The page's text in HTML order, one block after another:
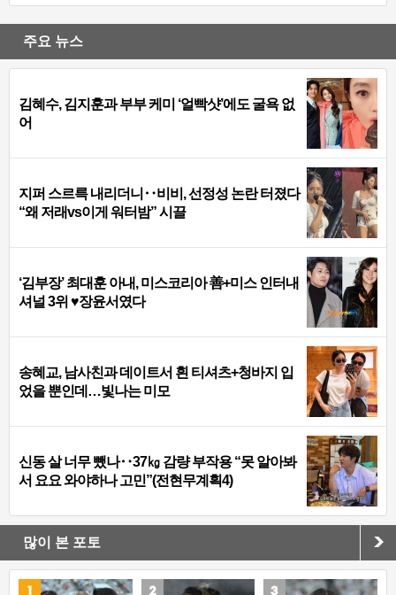
주요 뉴스
김혜수, 김지훈과 부부 케미 ‘얼빡샷’에도 굴욕 없
어
지퍼 스르륵 내리더니‥비비, 선정성 논란 터졌다
“왜 저래vs이게 워터밤” 시끌
‘김부장’ 최대훈 아내, 미스코리아 善+미스 인터내
셔널 3위 ♥장윤서였다
송혜교, 남사친과 데이트서 흰 티셔츠+청바지 입
었을 뿐인데…빛나는 미모
신동 살 너무 뺐나‥37㎏ 감량 부작용 “못 알아봐
서 요요 와야하나 고민”(전현무계획4)
많이 본 포토